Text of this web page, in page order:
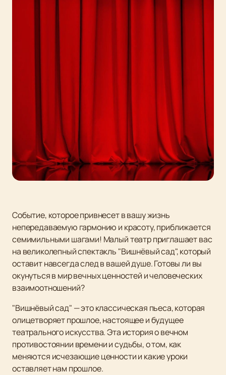
Событие, которое привнесет в вашу жизнь
непередаваемую гармонию и красоту, приближается
семимильными шагами! Малый театр приглашает вас
на великолепный спектакль "Вишнёвый сад", который
оставит навсегда след в вашей душе. Готовы ли вы
окунуться в мир вечных ценностей и человеческих
взаимоотношений?
"Вишнёвый сад" — это классическая пьеса, которая
олицетворяет прошлое, настоящее и будущее
театрального искусства. Эта история о вечном
противостоянии времени и судьбы, о том, как
меняются исчезающие ценности и какие уроки
оставляет нам прошлое.